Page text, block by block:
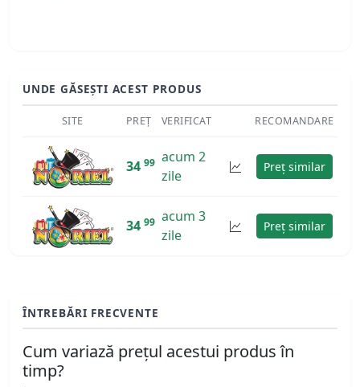
UNDE GĂSEȘTI ACEST PRODUS
SITE PREȚ VERIFICAT RECOMANDARE
34 99 acum 2
zile
Preț similar
34 99 acum 3
zile
Preț similar
ÎNTREBĂRI FRECVENTE
Cum variază prețul acestui produs în
timp?